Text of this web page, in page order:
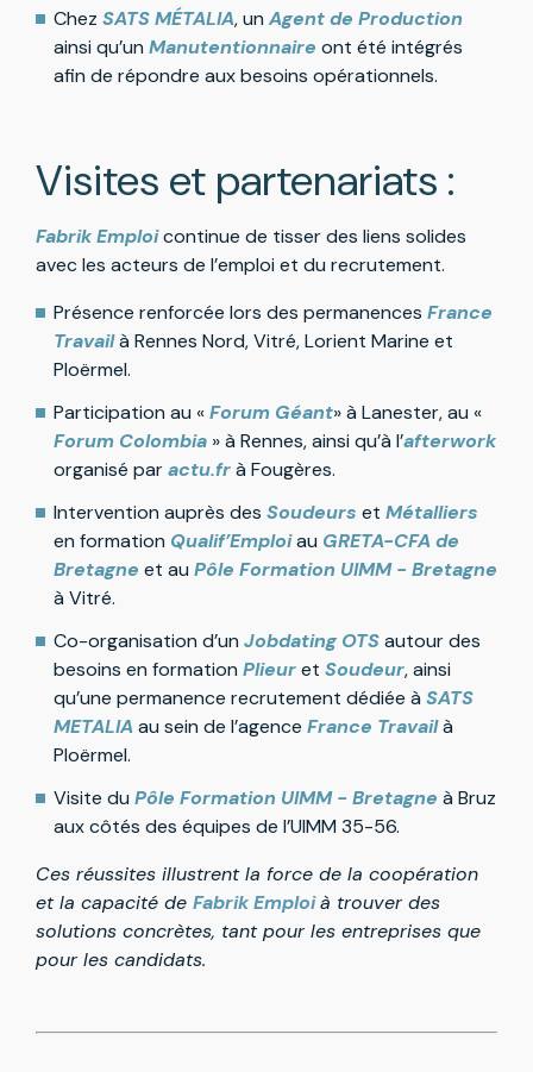
Chez SATS MÉTALIA, un Agent de Production
ainsi qu’un Manutentionnaire ont été intégrés
afin de répondre aux besoins opérationnels.
Visites et partenariats :
Fabrik Emploicontinue de tisser des liens solides
avec les acteurs de l’emploi et du recrutement.
Présence renforcée lors des permanences France
Travailà Rennes Nord, Vitré, Lorient Marine et
Ploërmel.
Participation au «Forum Géant» à Lanester, au «
Forum Colombia » à Rennes, ainsi qu’à l’afterwork
organisé paractu.frà Fougères.
Intervention auprès des Soudeurs et Métalliers
en formation Qualif’Emploiau GRETA-CFA de
Bretagne et au Pôle Formation UIMM - Bretagne
à Vitré.
Co-organisation d’un Jobdating OTSautour des
besoins en formation Plieuret Soudeur, ainsi
qu’une permanence recrutement dédiée à SATS
METALIAau sein de l’agence France Travailà
Ploërmel.
Visite du Pôle Formation UIMM - Bretagne à Bruz
aux côtés des équipes de l’UIMM 35-56.
Ces réussites illustrent la force de la coopération
et la capacité de Fabrik Emploià trouver des
solutions concrètes, tant pour les entreprises que
pour les candidats.